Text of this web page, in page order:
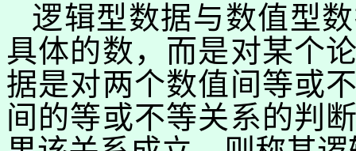
逻辑型数据与数值型
具体的数，而是对某个
据是对两个数值间等或
间的等或不等关系的判